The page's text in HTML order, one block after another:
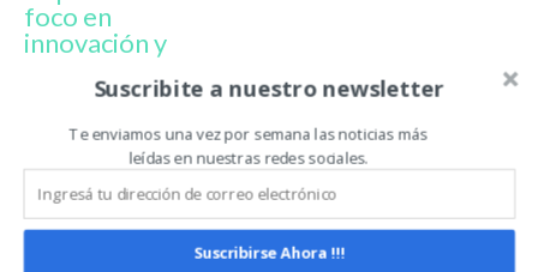
foco en
innovación y
Artículo anterior
Hembras hiperprolíficas:
¿cuál es el verdadero
límite?
Artículo siguiente
Piñeyro y Dolli Irigoyen:
Raíces que alimentan con
voces que inspiran desde el
campo y la cocina
Suscribite a nuestro newsletter
Te enviamos una vez por semana las noticias más
leídas en nuestras redes sociales.
Suscribirse Ahora !!!